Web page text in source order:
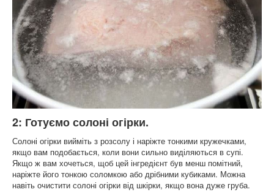
2: Готуємо солоні огірки.
Солоні огірки вийміть з розсолу і наріжте тонкими кружечками,
якщо вам подобається, коли вони сильно виділяються в супі.
Якщо ж вам хочеться, щоб цей інгредієнт був менш помітний,
наріжте його тонкою соломкою або дрібними кубиками. Можна
навіть очистити солоні огірки від шкірки, якщо вона дуже груба.